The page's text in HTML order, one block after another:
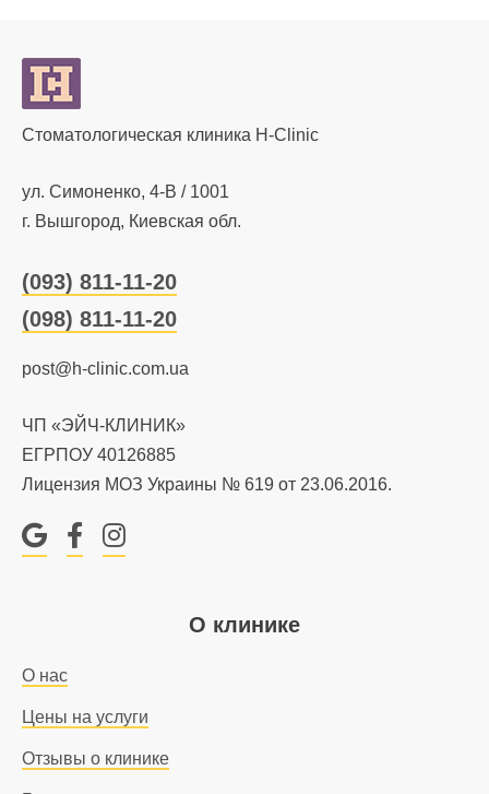
Стоматологическая клиника H-Clinic
ул. Симоненко, 4-В / 1001
г. Вышгород, Киевская обл.
(093) 811-11-20
(098) 811-11-20
post@h-clinic.com.ua
ЧП «ЭЙЧ-КЛИНИК»
ЕГРПОУ 40126885
Лицензия МОЗ Украины № 619 от 23.06.2016.
О клинике
О нас
Цены на услуги
Отзывы о клинике